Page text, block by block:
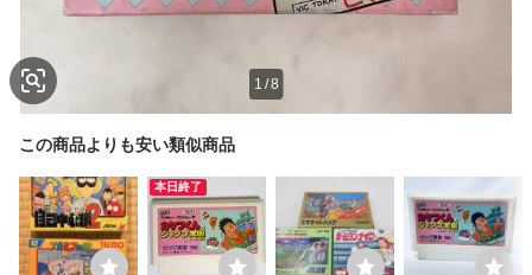
1 /8
この商品よりも安い類似商品
本日終了